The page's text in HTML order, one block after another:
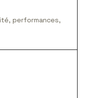
performances,